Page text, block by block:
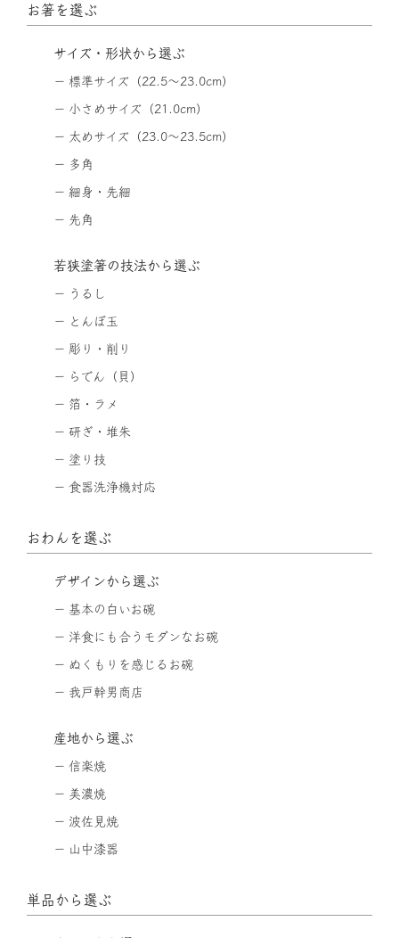
お箸を選ぶ
サイズ・形状から選ぶ
標準サイズ（22.5〜23.0cm）
小さめサイズ（21.0cm）
太めサイズ（23.0〜23.5cm）
多角
細身・先細
先角
若狭塗箸の技法から選ぶ
うるし
とんぼ玉
彫り・削り
らでん（貝）
箔・ラメ
研ぎ・堆朱
塗り技
食器洗浄機対応
おわんを選ぶ
デザインから選ぶ
基本の白いお碗
洋食にも合うモダンなお碗
ぬくもりを感じるお碗
我戸幹男商店
産地から選ぶ
信楽焼
美濃焼
波佐見焼
山中漆器
単品から選ぶ